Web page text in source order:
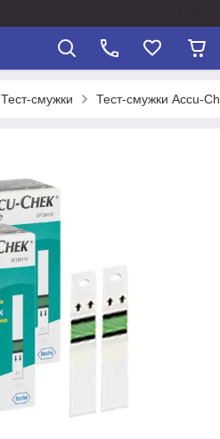
Тест-смужки Тест-смужки Accu-